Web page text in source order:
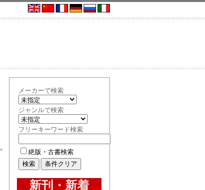
メーカーで検索
ジャンルで検索
フリーキーワード検索
絶版・古書検索
新刊・新着